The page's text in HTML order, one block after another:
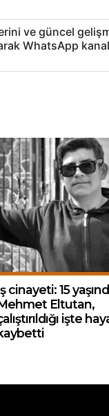
ve güncel
WhatsApp
cinayeti: 15
Eltutan,
işte